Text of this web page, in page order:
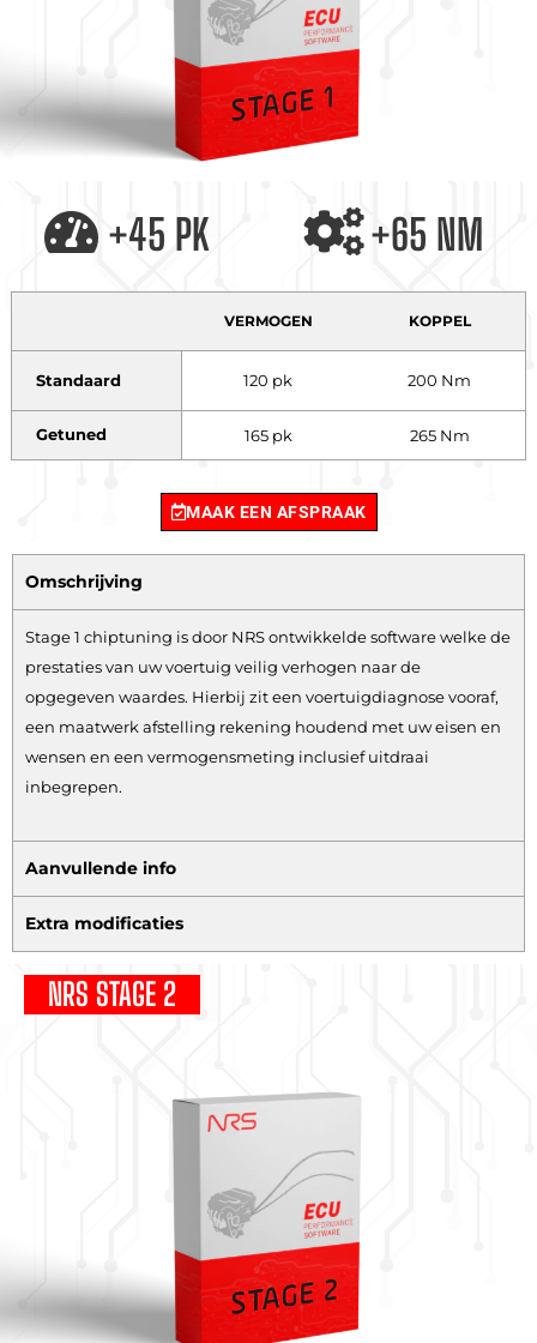
+45 PK +65 NM
VERMOGEN KOPPEL
Standaard 120 pk 200 Nm
Getuned 165 pk 265 Nm
MAAK EEN AFSPRAAK
Omschrijving
Stage 1 chiptuning is door NRS ontwikkelde software welke de
prestaties van uw voertuig veilig verhogen naar de
opgegeven waardes. Hierbij zit een voertuigdiagnose vooraf,
een maatwerk afstelling rekening houdend met uw eisen en
wensen en een vermogensmeting inclusief uitdraai
inbegrepen.
Aanvullende info
Extra modificaties
NRS STAGE 2